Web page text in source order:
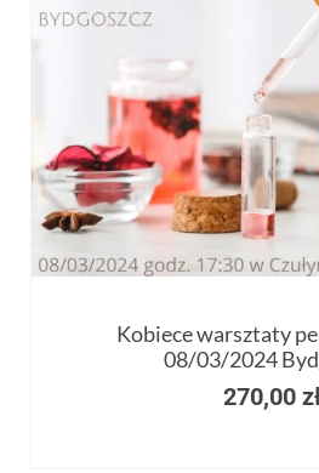
Kobiece warsztaty
08/03/2024
270,00